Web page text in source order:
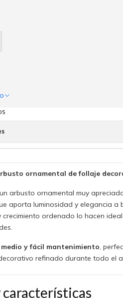
ornamental de follaje
arbusto ornamental muy
aporta luminosidad y elegancia a
ordenado lo hacen
y fácil mantenimiento,
refinado durante todo el